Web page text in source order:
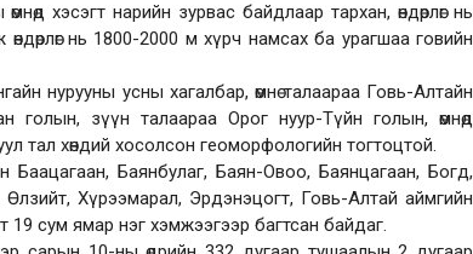
хэсэгт нарийн зурвас байдлаар тархан, өндөрлөг нь
нь 1800-2000 м хүрч намсах ба урагшаа говийн
нурууны усны хагалбар, өмнө талаараа Говь-Алтайн
голын, зүүн талаараа Орог нуур-Түйн голын, өмнөд
тал хөндий хосолсон геоморфологийн тогтоцтой.
Баацагаан, Баянбулаг, Баян-Овоо, Баянцагаан, Богд,
Өлзийт, Хүрээмарал, Эрдэнэцогт, Говь-Алтай аймгийн
19 сум ямар нэг хэмжээгээр багтсан байдаг.